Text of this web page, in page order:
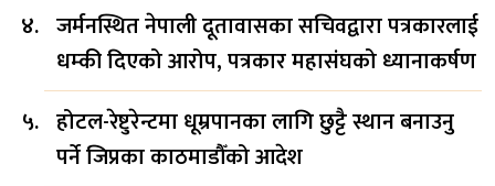
जर्मनस्थित नेपाली दूतावासका सचिवद्वारा पत्रकारलाई
धम्की दिएको आरोप, पत्रकार महासंघको ध्यानाकर्षण
होटल-रेष्टुरेन्टमा धूम्रपानका लागि छुट्टै स्थान बनाउनु
पर्ने जिप्रका काठमाडौँको आदेश